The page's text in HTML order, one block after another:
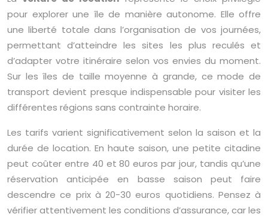
pour explorer une île de manière autonome. Elle offre
une liberté totale dans l’organisation de vos journées,
permettant d’atteindre les sites les plus reculés et
d’adapter votre itinéraire selon vos envies du moment.
Sur les îles de taille moyenne à grande, ce mode de
transport devient presque indispensable pour visiter les
différentes régions sans contrainte horaire.
Les tarifs varient significativement selon la saison et la
durée de location. En haute saison, une petite citadine
peut coûter entre 40 et 80 euros par jour, tandis qu’une
réservation anticipée en basse saison peut faire
descendre ce prix à 20-30 euros quotidiens. Pensez à
vérifier attentivement les conditions d’assurance, car les